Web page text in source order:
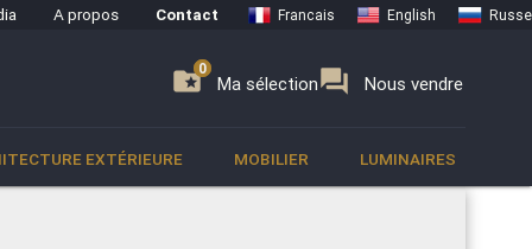
A propos Contact Francais English Russe
folder_special Ma sélection
0 forum Nous vendre
0
EXTÉRIEURE MOBILIER LUMINAIRES